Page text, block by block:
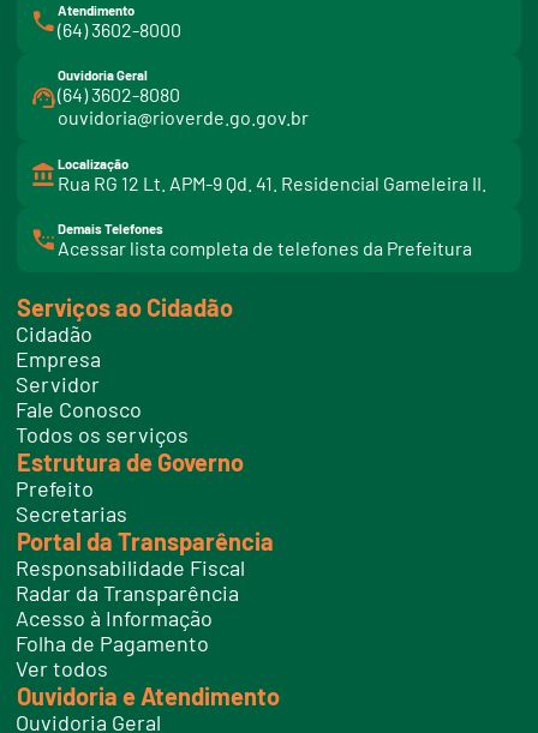
Atendimento
(64) 3602-8000
Ouvidoria Geral
(64) 3602-8080
ouvidoria@rioverde.go.gov.br
Localização
Rua RG 12 Lt. APM-9 Qd. 41. Residencial Gameleira II.
Demais Telefones
Acessar lista completa de telefones da Prefeitura
i
t
e
l
f
o
e
s
Serviços ao Cidadão
Cidadão
Empresa
Servidor
Fale Conosco
Todos os serviços
Estrutura de Governo
Prefeito
Secretarias
Portal da Transparência
Responsabilidade Fiscal
Radar da Transparência
Acesso à Informação
Folha de Pagamento
Ver todos
Ouvidoria e Atendimento
Ouvidoria Geral